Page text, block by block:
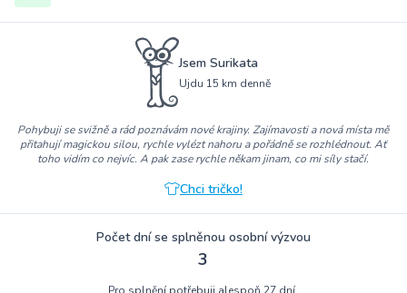
Jsem Surikata
Ujdu 15 km denně
Pohybuji se svižně a rád poznávám nové krajiny. Zajímavosti a nová místa mě
přitahují magickou silou, rychle vylézt nahoru a pořádně se rozhlédnout. Ať
toho vidím co nejvíc. A pak zase rychle někam jinam, co mi síly stačí.
Chci tričko!
Počet dní se splněnou osobní výzvou
3